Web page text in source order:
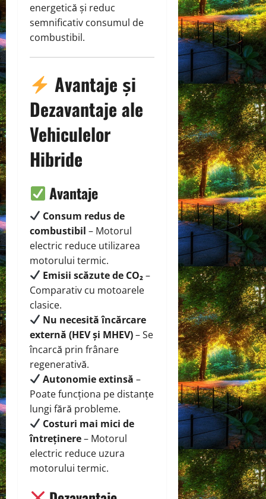
energetică și reduc
semnificativ consumul de
combustibil.
Avantaje și
Dezavantaje ale
Vehiculelor
Hibride
Avantaje
Consum redus de
combustibil – Motorul
electric reduce utilizarea
motorului termic.
Emisii scăzute de CO₂–
Comparativ cu motoarele
clasice.
Nu necesită încărcare
externă (HEV și MHEV)– Se
încarcă prin frânare
regenerativă.
Autonomie extinsă –
Poate funcționa pe distanțe
lungi fără probleme.
Costuri mai mici de
întreținere– Motorul
electric reduce uzura
motorului termic.